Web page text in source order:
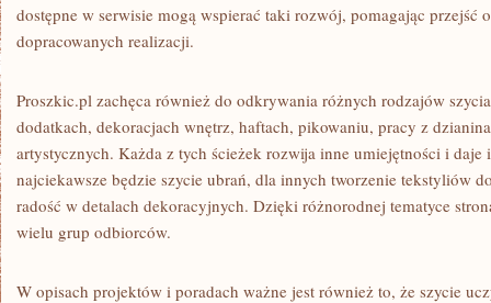
dostępne w serwisie mogą wspierać taki rozwój, pomagając przejść
dopracowanych realizacji.
Proszkic.pl zachęca również do odkrywania różnych rodzajów
dodatkach, dekoracjach wnętrz, haftach, pikowaniu, pracy z
artystycznych. Każda z tych ścieżek rozwija inne umiejętności i
najciekawsze będzie szycie ubrań, dla innych tworzenie tekstyliów
radość w detalach dekoracyjnych. Dzięki różnorodnej tematyce
wielu grup odbiorców.
W opisach projektów i poradach ważne jest również to, że szycie